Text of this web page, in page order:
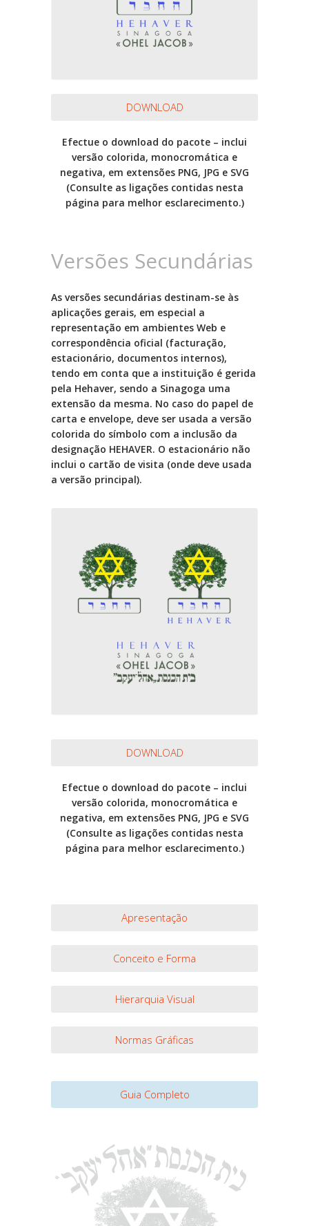
DOWNLOAD
Efectue o download do pacote – inclui
versão colorida, monocromática e
negativa, em extensões PNG, JPG e SVG
(Consulte as ligações contidas nesta
página para melhor esclarecimento.)
Versões Secundárias
As versões secundárias destinam-se às
aplicações gerais, em especial a
representação em ambientes Web e
correspondência oficial (facturação,
estacionário, documentos internos),
tendo em conta que a instituição é gerida
pela Hehaver, sendo a Sinagoga uma
extensão da mesma. No caso do papel de
carta e envelope, deve ser usada a versão
colorida do símbolo com a inclusão da
designação HEHAVER. O estacionário não
inclui o cartão de visita (onde deve usada
a versão principal).
DOWNLOAD
Efectue o download do pacote – inclui
versão colorida, monocromática e
negativa, em extensões PNG, JPG e SVG
(Consulte as ligações contidas nesta
página para melhor esclarecimento.)
Apresentação
Conceito e Forma
Hierarquia Visual
Normas Gráficas
Guia Completo